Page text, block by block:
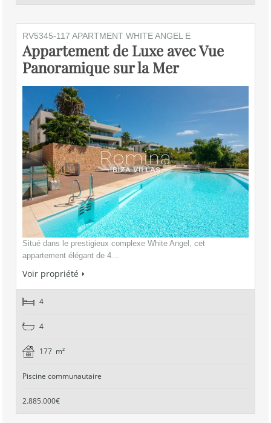
RV5345-117 APARTMENT WHITE ANGEL E
Appartement de Luxe avec Vue
Panoramique sur la Mer
Situé dans le prestigieux complexe White Angel, cet
appartement élégant de 4…
Voir propriété
4
4
177 m²
Piscine communautaire
2.885.000€